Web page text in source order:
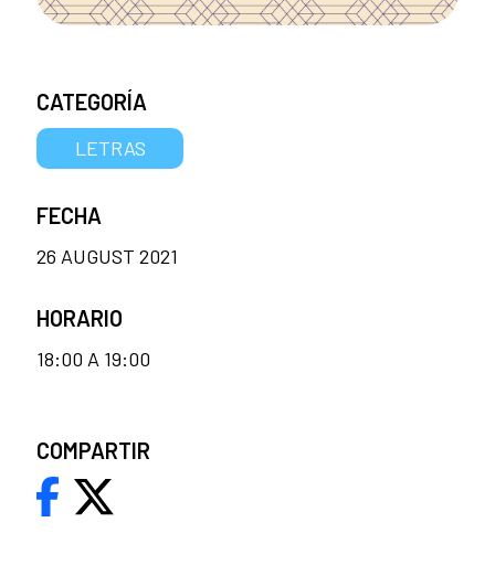
CATEGORÍA
LETRAS
FECHA
26 AUGUST 2021
HORARIO
18:00 A 19:00
COMPARTIR